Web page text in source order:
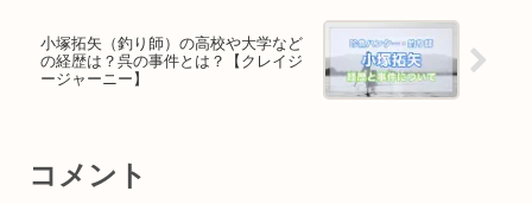
小塚拓矢（釣り師）の高校や大学など
の経歴は？呉の事件とは？【クレイジ
ージャーニー】
コメント